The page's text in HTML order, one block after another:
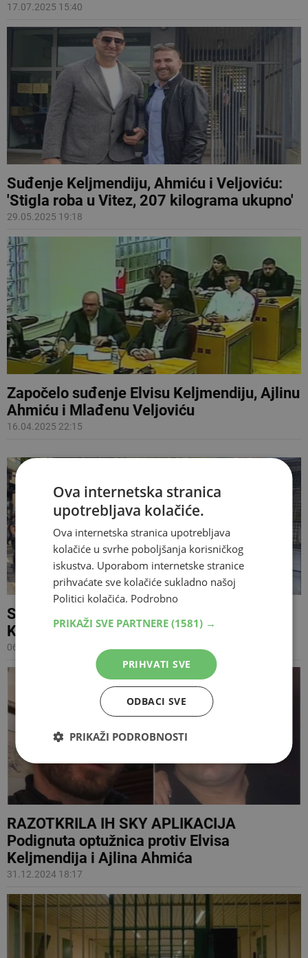
17.07.2025 15:40
Suđenje Keljmendiju, Ahmiću i Veljoviću:
'Stigla roba u Vitez, 207 kilograma ukupno'
29.05.2025 19:18
Započelo suđenje Elvisu Keljmendiju, Ajlinu
Ahmiću i Mlađenu Veljoviću
16.04.2025 22:15
SUD BiH Potvrđena optužnica protiv Elvisa
Keljmendija i Ajlina Ahmića
06.02.2025 16:53
RAZOTKRILA IH SKY APLIKACIJA
Podignuta optužnica protiv Elvisa
Keljmendija i Ajlina Ahmića
31.12.2024 18:17
Ova internetska stranica
upotrebljava kolačiće.
Ova internetska stranica upotrebljava
kolačiće u svrhe poboljšanja korisničkog
iskustva. Uporabom internetske stranice
prihvaćate sve kolačiće sukladno našoj
Politici kolačića. Podrobno
PRIKAŽI SVE PARTNERE (1581) →
PRIHVATI SVE
ODBACI SVE
PRIKAŽI PODROBNOSTI